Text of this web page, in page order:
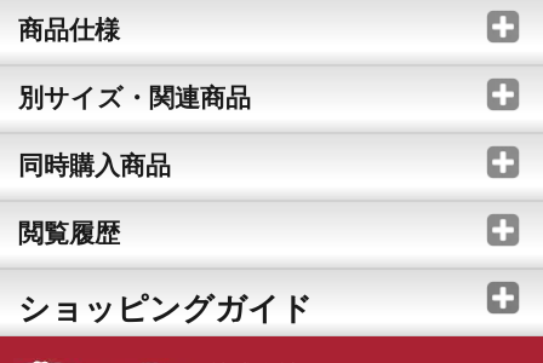
商品仕様
別サイズ・関連商品
同時購入商品
閲覧履歴
ショッピングガイド